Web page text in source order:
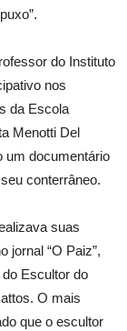
do Instituto
nos
da Escola
Menotti Del
um documentário
conterrâneo.
suas
jornal “O Paiz”,
Escultor do
O mais
que o escultor